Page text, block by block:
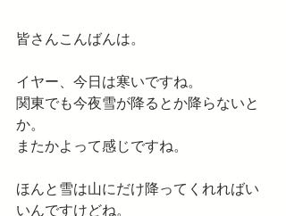
皆さんこんばんは。
イヤー、今日は寒いですね。
関東でも今夜雪が降るとか降らないと
か。
またかよって感じですね。
ほんと雪は山にだけ降ってくれればい
いんですけどね。